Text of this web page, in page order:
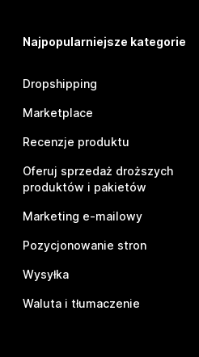
Najpopularniejsze kategorie
Dropshipping
Marketplace
Recenzje produktu
Oferuj sprzedaż droższych
produktów i pakietów
Marketing e-mailowy
Pozycjonowanie stron
Wysyłka
Waluta i tłumaczenie